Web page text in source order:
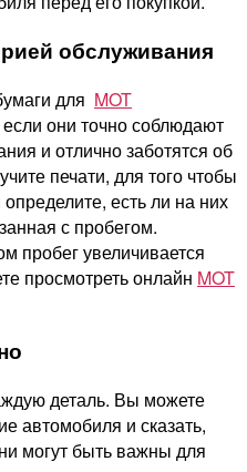
обслуживания
для MOT
если они точно соблюдают
и отлично заботятся об
печати, для того чтобы
есть ли на них
с пробегом.
пробег увеличивается
просмотреть онлайн MOT
деталь. Вы можете
автомобиля и сказать,
могут быть важны для